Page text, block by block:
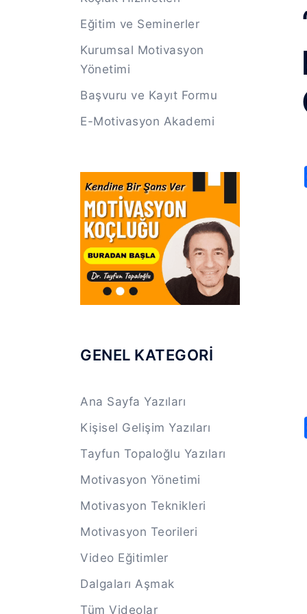
Eğitim ve Seminerler
Kurumsal Motivasyon
Yönetimi
Başvuru ve Kayıt Formu
E-Motivasyon Akademi
GENEL KATEGORİ
Ana Sayfa Yazıları
Kişisel Gelişim Yazıları
Tayfun Topaloğlu Yazıları
Motivasyon Yönetimi
Motivasyon Teknikleri
Motivasyon Teorileri
Video Eğitimler
Dalgaları Aşmak
Tüm Videolar